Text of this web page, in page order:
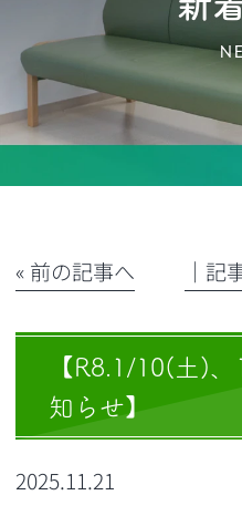
« 前の記事へ │記
【R8.1/10(土)
知らせ】
2025.11.21